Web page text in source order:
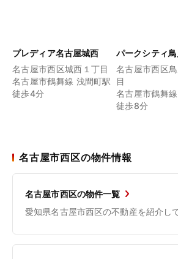
プレディア名古屋城西
名古屋市西区城西１丁目
名古屋市鶴舞線 浅間町駅
徒歩4分
パークシティ
名古屋市西区
目
名古屋市鶴舞
徒歩8分
名古屋市西区の物件情報
名古屋市西区の物件一覧
愛知県名古屋市西区の不動産を紹介し